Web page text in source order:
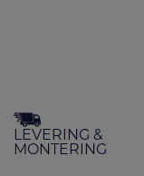
indholdet
LEVERING &
MONTERING